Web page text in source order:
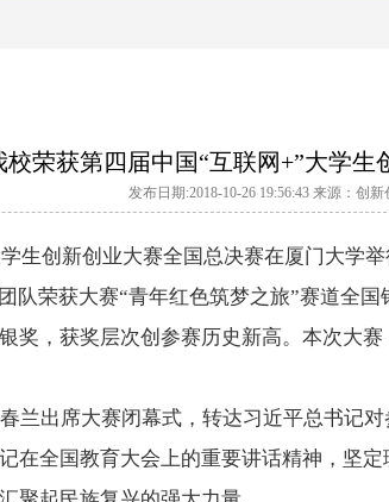
校荣获第四届中国“互联网+”大学生
发布日期:2018-10-26 19:56:43 来源：创
生创新创业大赛全国总决赛在厦门大学
队荣获大赛“青年红色筑梦之旅”赛道全
奖，获奖层次创参赛历史新高。本次大
兰出席大赛闭幕式，转达习近平总书记
在全国教育大会上的重要讲话精神，坚